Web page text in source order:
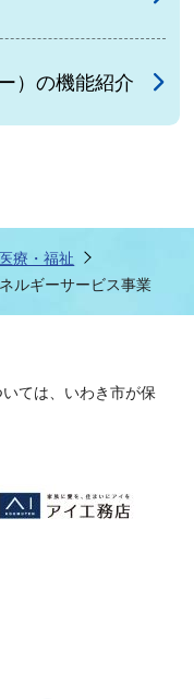
）の機能紹介
療・福祉
ルギーサービス事業
ては、いわき市が保